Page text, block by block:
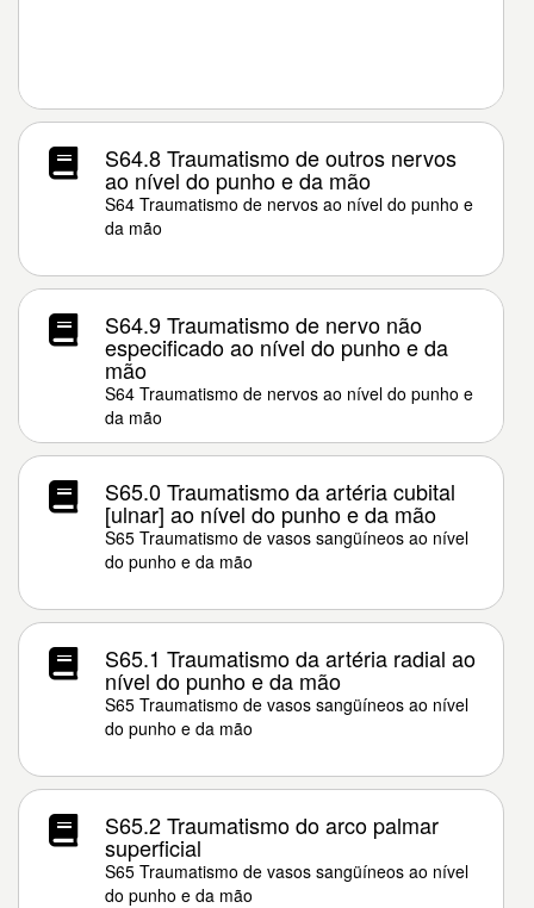
S64.8 Traumatismo de outros nervos
ao nível do punho e da mão
S64 Traumatismo de nervos ao nível do punho e
da mão
S64.9 Traumatismo de nervo não
especificado ao nível do punho e da
mão
S64 Traumatismo de nervos ao nível do punho e
da mão
S65.0 Traumatismo da artéria cubital
[ulnar] ao nível do punho e da mão
S65 Traumatismo de vasos sangüíneos ao nível
do punho e da mão
S65.1 Traumatismo da artéria radial ao
nível do punho e da mão
S65 Traumatismo de vasos sangüíneos ao nível
do punho e da mão
S65.2 Traumatismo do arco palmar
superficial
S65 Traumatismo de vasos sangüíneos ao nível
do punho e da mão